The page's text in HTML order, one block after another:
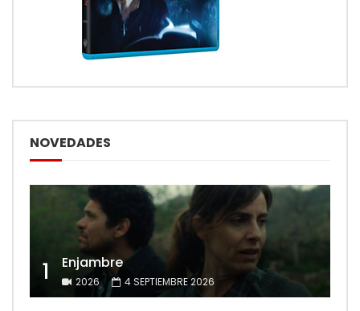
NOVEDADES
1 Enjambre
2026 4 SEPTIEMBRE 2026